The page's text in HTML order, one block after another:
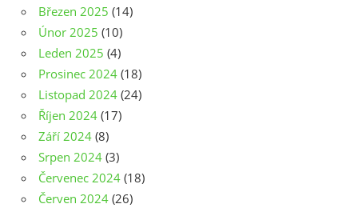
Březen 2025 (14)
Únor 2025 (10)
Leden 2025 (4)
Prosinec 2024 (18)
Listopad 2024 (24)
Říjen 2024 (17)
Září 2024 (8)
Srpen 2024 (3)
Červenec 2024 (18)
Červen 2024 (26)